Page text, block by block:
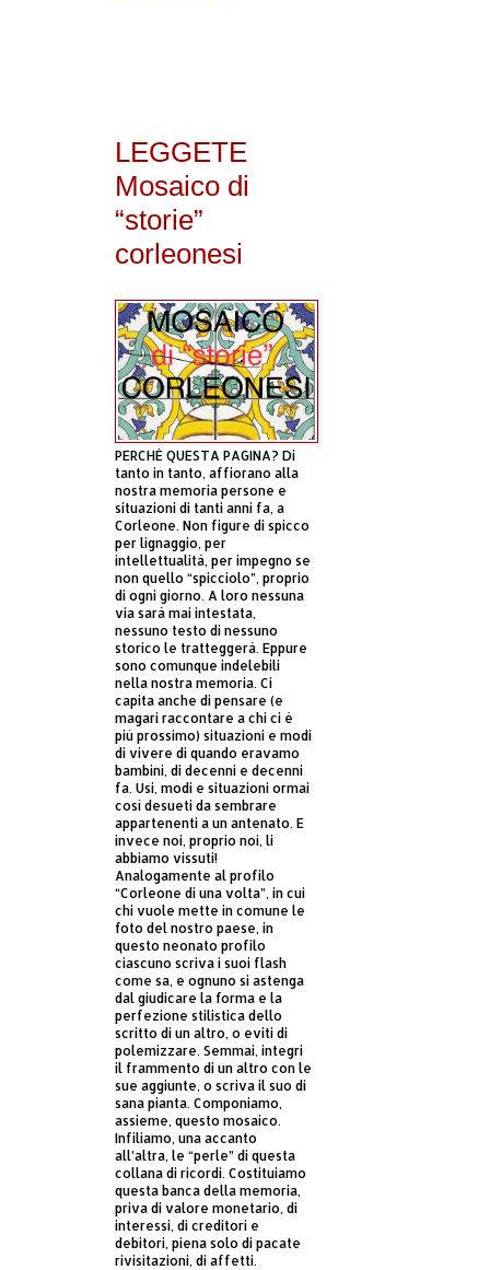
LEGGETE
Mosaico di
“storie”
corleonesi
PERCHÈ QUESTA PAGINA? Di
tanto in tanto, affiorano alla
nostra memoria persone e
situazioni di tanti anni fa, a
Corleone. Non figure di spicco
per lignaggio, per
intellettualità, per impegno se
non quello “spicciolo”, proprio
di ogni giorno. A loro nessuna
via sarà mai intestata,
nessuno testo di nessuno
storico le tratteggerà. Eppure
sono comunque indelebili
nella nostra memoria. Ci
capita anche di pensare (e
magari raccontare a chi ci è
più prossimo) situazioni e modi
di vivere di quando eravamo
bambini, di decenni e decenni
fa. Usi, modi e situazioni ormai
così desueti da sembrare
appartenenti a un antenato. E
invece noi, proprio noi, li
abbiamo vissuti!
Analogamente al profilo
“Corleone di una volta”, in cui
chi vuole mette in comune le
foto del nostro paese, in
questo neonato profilo
ciascuno scriva i suoi flash
come sa, e ognuno si astenga
dal giudicare la forma e la
perfezione stilistica dello
scritto di un altro, o eviti di
polemizzare. Semmai, integri
il frammento di un altro con le
sue aggiunte, o scriva il suo di
sana pianta. Componiamo,
assieme, questo mosaico.
Infiliamo, una accanto
all’altra, le “perle” di questa
collana di ricordi. Costituiamo
questa banca della memoria,
priva di valore monetario, di
interessi, di creditori e
debitori, piena solo di pacate
rivisitazioni, di affetti.